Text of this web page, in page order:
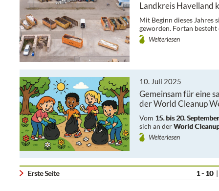
Landkreis Havelland
Mit Beginn dieses Jahres
geworden. Fortan
Weiterlesen
10. Juli 2025
Gemeinsam für eine
der World Cleanup
Vom 15. bis 20.
sich an derWorld
Weiterlesen
1 - 10
Erste Seite